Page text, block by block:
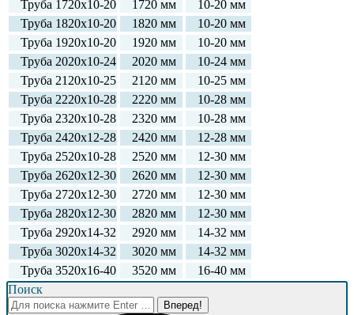
Труба 1720х10-20 1720 мм
10-20 мм
Труба 1820х10-20
1820 мм
10-20 мм
Труба 1920х10-20
1920 мм
10-20 мм
Труба 2020х10-24
2020 мм
10-24 мм
Труба 2120х10-25
2120 мм
10-25 мм
Труба 2220х10-28
2220 мм
10-28 мм
Труба 2320х10-28
2320 мм
10-28 мм
Труба 2420х12-28
2420 мм
12-28 мм
Труба 2520х10-28
2520 мм
12-30 мм
Труба 2620х12-30
2620 мм
12-30 мм
Труба 2720х12-30
2720 мм
12-30 мм
Труба 2820х12-30
2820 мм
12-30 мм
Труба 2920х14-32
2920 мм
14-32 мм
Труба 3020х14-32
3020 мм
14-32 мм
Труба 3520х16-40
3520 мм
16-40 мм
Поиск
Поиск: